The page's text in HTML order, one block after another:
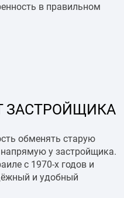
в правильном
ЗАСТРОЙЩИКА
обменять старую
у застройщика.
с 1970-х годов и
и удобный